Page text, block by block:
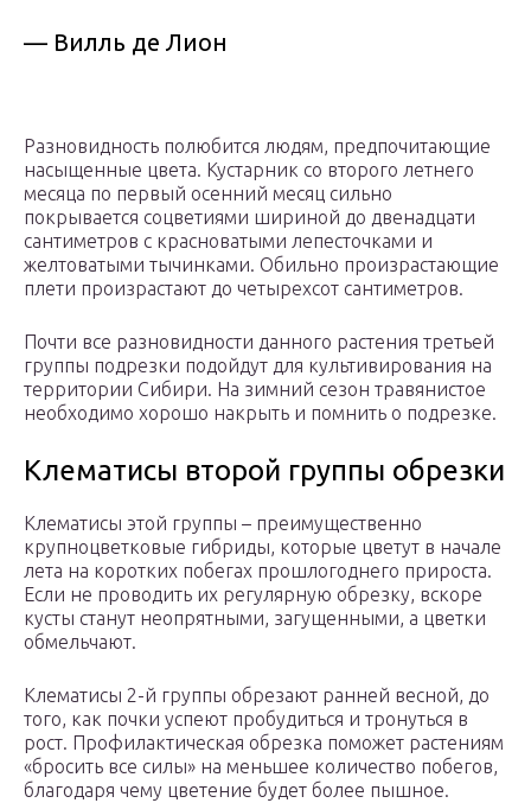
— Вилль де Лион
Разновидность полюбится людям, предпочитающие
насыщенные цвета. Кустарник со второго летнего
месяца по первый осенний месяц сильно
покрывается соцветиями шириной до двенадцати
сантиметров с красноватыми лепесточками и
желтоватыми тычинками. Обильно произрастающие
плети произрастают до четырехсот сантиметров.
Почти все разновидности данного растения третьей
группы подрезки подойдут для культивирования на
территории Сибири. На зимний сезон травянистое
необходимо хорошо накрыть и помнить о подрезке.
Клематисы второй группы обрезки
Клематисы этой группы – преимущественно
крупноцветковые гибриды, которые цветут в начале
лета на коротких побегах прошлогоднего прироста.
Если не проводить их регулярную обрезку, вскоре
кусты станут неопрятными, загущенными, а цветки
обмельчают.
Клематисы 2-й группы обрезают ранней весной, до
того, как почки успеют пробудиться и тронуться в
рост. Профилактическая обрезка поможет растениям
«бросить все силы» на меньшее количество побегов,
благодаря чему цветение будет более пышное.